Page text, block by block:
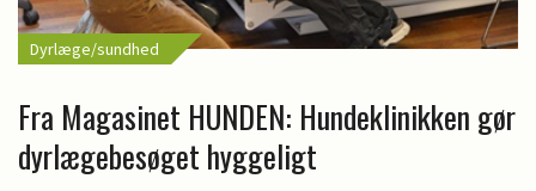
Dyrlæge/sundhed
Fra Magasinet HUNDEN: Hundeklinikken gør
dyrlægebesøget hyggeligt